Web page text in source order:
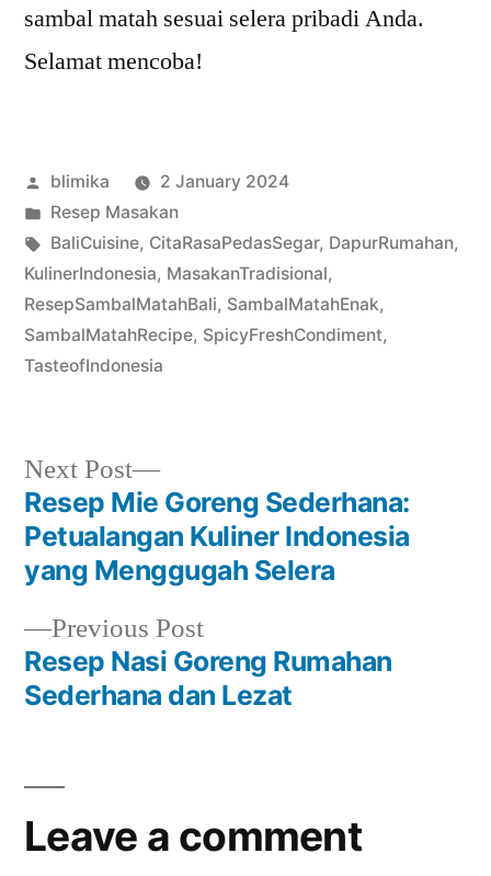
sambal matah sesuai selera pribadi Anda.
Selamat mencoba!
Posted
by
blimika
2 January 2024
Posted
in
Resep Masakan
Tags:
BaliCuisine, CitaRasaPedasSegar, DapurRumahan,
KulinerIndonesia, MasakanTradisional,
ResepSambalMatahBali, SambalMatahEnak,
SambalMatahRecipe, SpicyFreshCondiment,
TasteofIndonesia
Post
navigation
Previous PostPrevious
post:
Resep Nasi Goreng Rumahan
Sederhana dan Lezat
Next Post
Next
post:
Resep Mie Goreng Sederhana:
Petualangan Kuliner Indonesia
yang Menggugah Selera
Leave a comment